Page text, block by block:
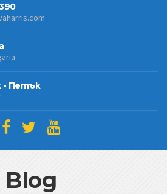
- Петък
Blog